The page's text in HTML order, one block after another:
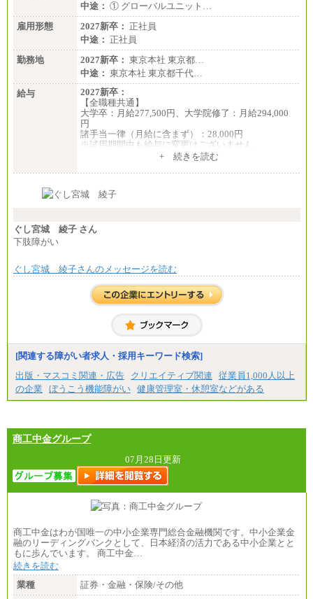
中途： ① グローバルユニット…
雇用形態
2027新卒： 正社員
中途： 正社員
勤務地
2027新卒： 東京本社 東京都…
中途： 東京本社 東京都千代…
給与
2027新卒：
【全職種共通】
大学卒：月給277,500円、大学院修了：月給294,000
円
諸手当一律（月給に含まず）：28,000円
※試用期間中も給与に変更はございません
月給370,000円～
ます。
の各種手当を含む金額です）
+ 続きを読む
ぐし宮城 綾子 さん
下肢障がい
ぐし宮城 綾子さんのメッセージを読む
[関連する障がい者求人・採用キーワード検索]
出版・マスコミ関連・広告
クリエイティブ関連
従業員1,000人以上
の企業
ぼうこう機能障がい 健康管理室・休憩室などがある
商工中金グループ
07月28日更新
商工中金はわが国唯一の中小企業専門総合金融機関です。中小企業金
融のリーディングバンクとして、日本経済の活力である中小企業とと
もに歩んでいます。 商工中金…
続きを読む
業種
証券・金融・保険/その他